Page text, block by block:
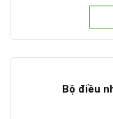
Bộ điều